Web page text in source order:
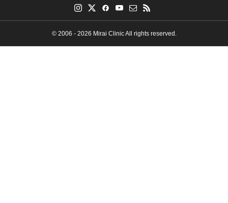
© 2006 - 2026 Mirai Clinic All rights reserved.